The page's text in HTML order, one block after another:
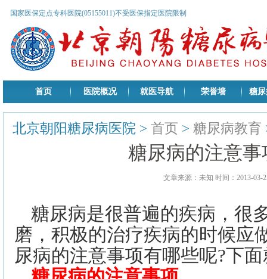
国家医保定点专科医院(05155011)不受医保指定医院限制
首页 医院概况 就医导航 荣誉墙 糖
北京朝阳糖尿病医院 > 首页 > 糖尿病教育
糖尿病的注意
文章来源：未知 时间：2013-03-
糖尿病是很普遍的疾病，很
磨，积极的治疗疾病的时候应
尿病的注意事项有哪些呢?下